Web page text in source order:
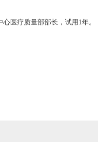
医疗质量部部长，试用1年。